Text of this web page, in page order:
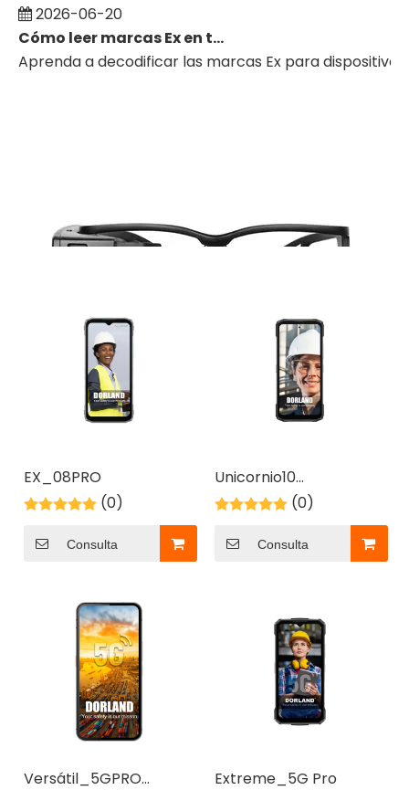
2026-06-20
Aprenda a decodificar las marcas Ex para
Gafas inteligentes intrínsecamente seguras para soporte remoto de expertos en áreas peligrosas
Maximice la seguridad con las gafas inteligentes
EX_08PRO
(0)
Consulta
Unicornio10
PRO（Premium）
(0)
Consulta
Versátil_5GPRO
Extreme_5G Pro